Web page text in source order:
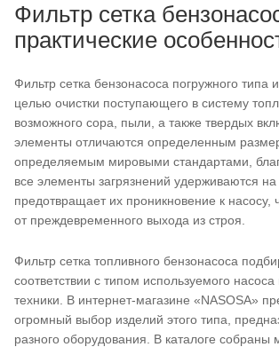
Фильтр сетка
практические
Фильтр сетка бензонасоса погружного типа
целью очистки поступающего в систему
возможного сора, пыли, а также твердых
элементы отличаются определенным
определяемым мировыми стандартами,
все элементы загрязнений удерживаются
предотвращает их проникновение к насосу,
от преждевременного выхода из строя.
Фильтр сетка топливного бензонасоса
соответствии с типом используемого
техники. В интернет-магазине «NASOSA»
огромный выбор изделий этого типа,
разного оборудования. В каталоге собраны